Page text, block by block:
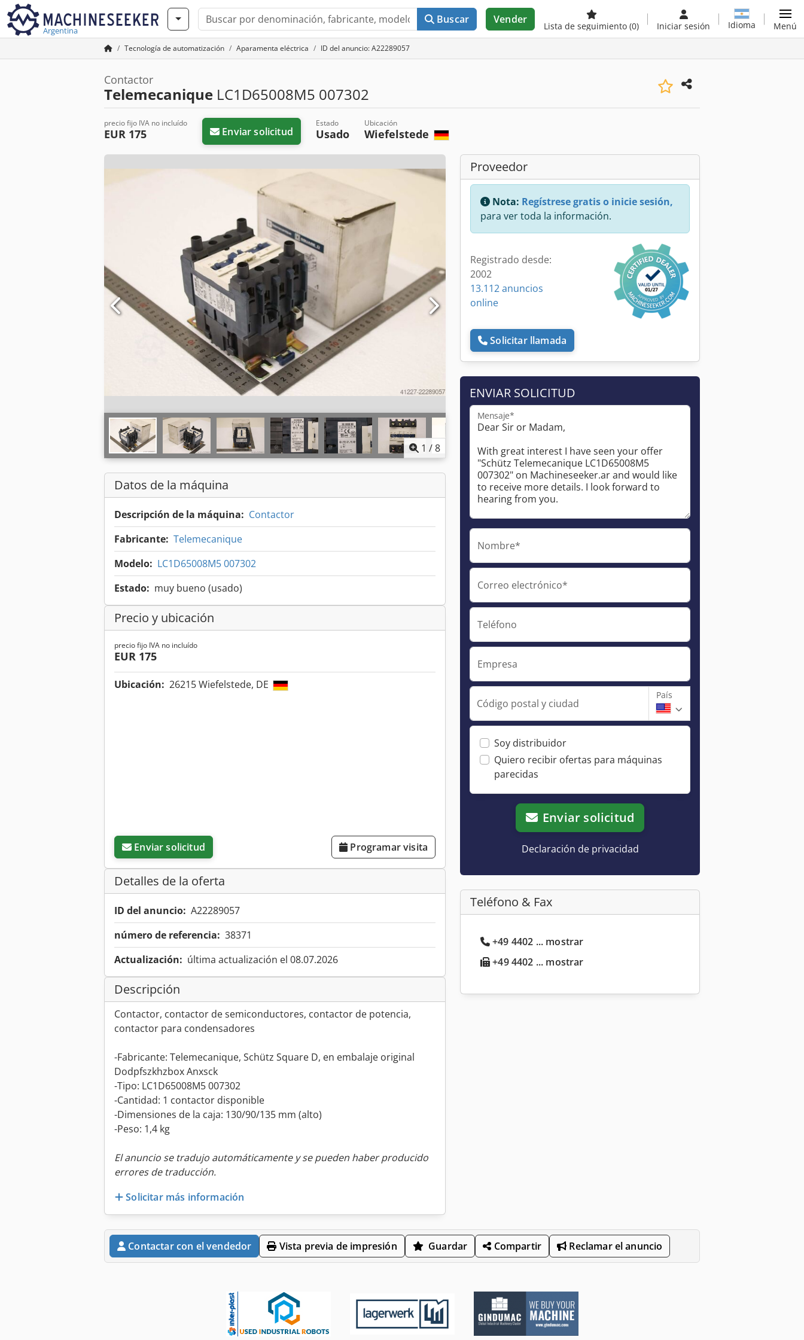
Argentina
Buscar Vender
Lista de seguimiento (0) Iniciar sesión Idioma Menú
Tecnología de automatización Aparamenta eléctrica ID del anuncio: A22289057
Contactor
Telemecanique LC1D65008M5 007302
precio fijo IVA no incluído
EUR 175 Enviar solicitud
Estado
Usado
Ubicación
Wiefelstede
1 /8
Datos de la máquina
Descripción de la máquina: Contactor
Fabricante: Telemecanique
Modelo: LC1D65008M5 007302
Estado: muy bueno (usado)
Precio y ubicación
precio fijo IVA no incluído
EUR 175
Ubicación: 26215 Wiefelstede, DE
Enviar solicitud Programar visita
Detalles de la oferta
ID del anuncio: A22289057
número de referencia: 38371
Actualización: última actualización el 08.07.2026
Descripción
Contactor, contactor de semiconductores, contactor de potencia,
contactor para condensadores
-Fabricante: Telemecanique, Schütz Square D, en embalaje original
Dodpfszkhzbox Anxsck
-Tipo: LC1D65008M5 007302
-Cantidad: 1 contactor disponible
-Dimensiones de la caja: 130/90/135 mm (alto)
-Peso: 1,4 kg
El anuncio se tradujo automáticamente y se pueden haber producido
errores de traducción.
Solicitar más información
Proveedor
Nota: Regístrese gratis o inicie sesión,
para ver toda la información.
Registrado desde:
2002
13.112 anuncios
online
Solicitar llamada
ENVIAR SOLICITUD
Mensaje*
Nombre*
Correo electrónico*
Teléfono
Empresa
Código postal y ciudad
País
Soy distribuidor
Quiero recibir ofertas para máquinas
parecidas
Enviar solicitud
Declaración de privacidad
Teléfono & Fax
+49 4402 ... mostrar
+49 4402 ... mostrar
Contactar con el vendedor Vista previa de impresión Guardar Compartir Reclamar el anuncio